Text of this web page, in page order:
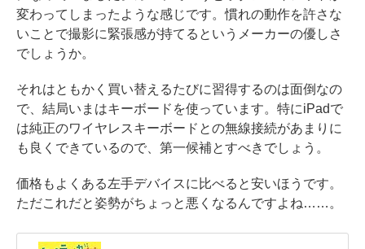
変わってしまったような感じです。慣れの動作を許さな
いことで撮影に緊張感が持てるというメーカーの優しさ
でしょうか。
それはともかく買い替えるたびに習得するのは面倒なの
で、結局いまはキーボードを使っています。特にiPadで
は純正のワイヤレスキーボードとの無線接続があまりに
も良くできているので、第一候補とすべきでしょう。
価格もよくある左手デバイスに比べると安いほうです。
ただこれだと姿勢がちょっと悪くなるんですよね……。